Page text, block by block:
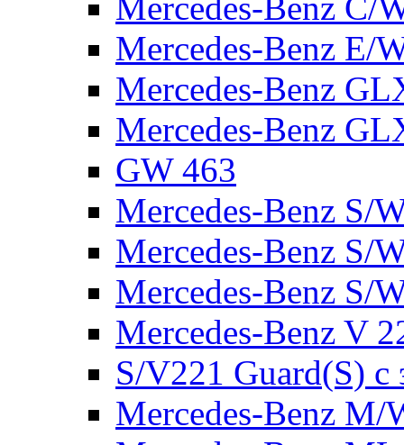
Mercedes-Benz E/
Mercedes-Benz
Mercedes-Benz
GW 463
Mercedes-Benz S/
Mercedes-Benz S/
Mercedes-Benz S/
Mercedes-Benz V
S/V221 Guard(S) с
Mercedes-Benz M/